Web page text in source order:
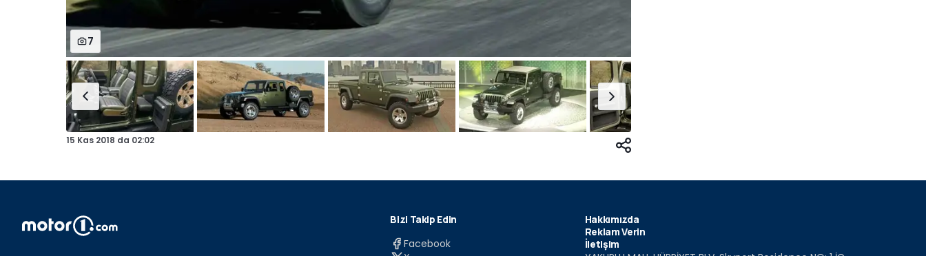
7
15 Kas 2018 da 02:02
Bizi Takip Edin
Facebook
Hakkımızda
Reklam Verin
İletişim